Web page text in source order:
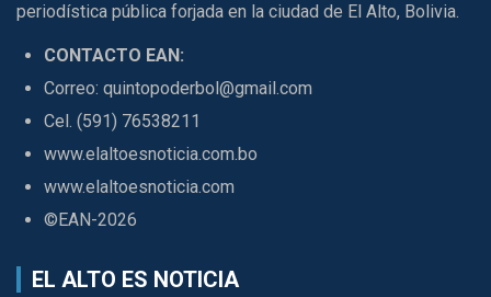
periodística pública forjada en la ciudad de El Alto, Bolivia.
CONTACTO EAN:
Correo: quintopoderbol@gmail.com
Cel. (591) 76538211
www.elaltoesnoticia.com.bo
www.elaltoesnoticia.com
©EAN-2026
EL ALTO ES NOTICIA